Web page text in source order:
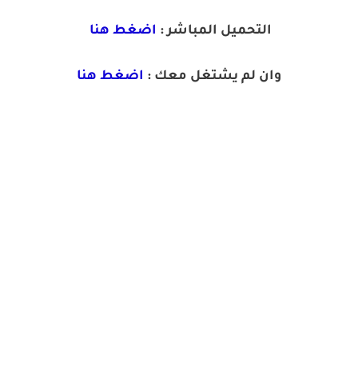
التحميل المباشر : اضغط هنا
وان لم يشتغل معك : اضغط هنا